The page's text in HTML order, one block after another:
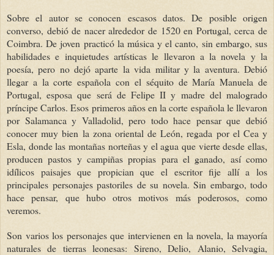
Sobre el autor se conocen escasos datos. De posible origen
converso, debió de nacer alrededor de 1520 en Portugal, cerca de
Coimbra. De joven practicó la música y el canto, sin embargo, sus
habilidades e inquietudes artísticas le llevaron a la novela y la
poesía, pero no dejó aparte la vida militar y la aventura. Debió
llegar a la corte española con el séquito de María Manuela de
Portugal, esposa que será de Felipe II y madre del malogrado
príncipe Carlos. Esos primeros años en la corte española le llevaron
por Salamanca y Valladolid, pero todo hace pensar que debió
conocer muy bien la zona oriental de León, regada por el Cea y
Esla, donde las montañas norteñas y el agua que vierte desde ellas,
producen pastos y campiñas propias para el ganado, así como
idílicos paisajes que propician que el escritor fije allí a los
principales personajes pastoriles de su novela. Sin embargo, todo
hace pensar, que hubo otros motivos más poderosos, como
veremos.
Son varios los personajes que intervienen en la novela, la mayoría
naturales de tierras leonesas: Sireno, Delio, Alanio, Selvagia,